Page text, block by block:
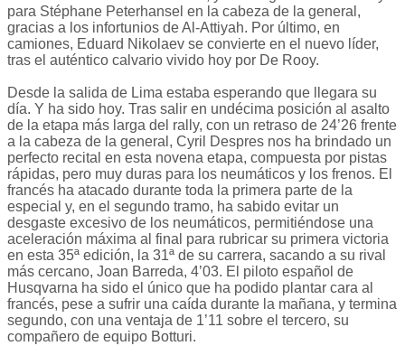
para Stéphane Peterhansel en la cabeza de la general,
gracias a los infortunios de Al-Attiyah. Por último, en
camiones, Eduard Nikolaev se convierte en el nuevo líder,
tras el auténtico calvario vivido hoy por De Rooy.
Desde la salida de Lima estaba esperando que llegara su
día. Y ha sido hoy. Tras salir en undécima posición al asalto
de la etapa más larga del rally, con un retraso de 24’26 frente
a la cabeza de la general, Cyril Despres nos ha brindado un
perfecto recital en esta novena etapa, compuesta por pistas
rápidas, pero muy duras para los neumáticos y los frenos. El
francés ha atacado durante toda la primera parte de la
especial y, en el segundo tramo, ha sabido evitar un
desgaste excesivo de los neumáticos, permitiéndose una
aceleración máxima al final para rubricar su primera victoria
en esta 35ª edición, la 31ª de su carrera, sacando a su rival
más cercano, Joan Barreda, 4’03. El piloto español de
Husqvarna ha sido el único que ha podido plantar cara al
francés, pese a sufrir una caída durante la mañana, y termina
segundo, con una ventaja de 1’11 sobre el tercero, su
compañero de equipo Botturi.